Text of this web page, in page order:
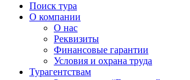
Поиск тура
О компании
О нас
Реквизиты
Финансовые гарантии
Условия и охрана труда
Турагентствам